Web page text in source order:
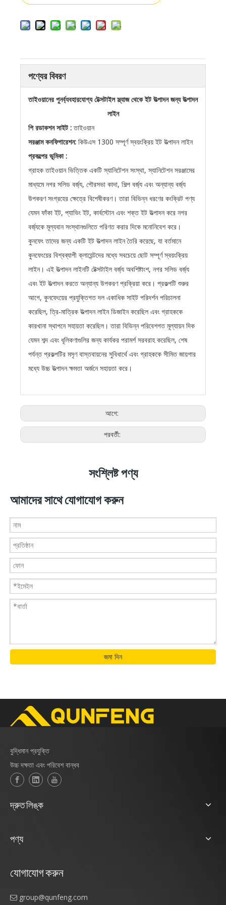
পণ্যের বিবরণ
তাইওয়ানের পুনর্ব্যবহারযোগ্য টেক্সটাইল স্ল্যাজ থেকে ইট উত্পাদন জন্য উত্পাদন
লাইন
পিরডাকশনসাইট:তাইওয়ান
সরঞ্জাম কনফিগারেশন: কিউএস 1300 সম্পূর্ণ স্বয়ংক্রিয় ইট উত্পাদন লাইন
প্রকল্পের ভূমিকা:
গ্রাহক তাইওয়ান ভিত্তিক একটি স্যানিটেশন সংস্থা, স্যানিটেশন সরঞ্জামের
মাধ্যমে নগর সলিড বর্জ্য, পৌরসভা কাদা, শিল্প বর্জ্য এবং অন্যান্য বর্জ্য
উপকরণ সংগ্রহের ক্ষেত্রে বিশেষীকরণ। তারা বিভিন্ন ধরণের কংক্রিট পণ্য
যেমন ফাঁকা ইট, প্যাভিং ইট, কার্বস্টোন এবং শক্ত ইট উত্পাদন করে নগর
বর্জ্যকে মূল্যবান সংস্থানগুলিতে পরিণত করার দিকে মনোনিবেশ করে।
কুনফেং তাদের জন্য একটি ইট উত্পাদন লাইন তৈরি করেছে, যা বর্তমানে
কুনফেংয়ের বিশ্বব্যাপী ক্লায়েন্টদের মধ্যে সবচেয়ে ছোট সম্পূর্ণ স্বয়ংক্রিয়
লাইন। এই উত্পাদন লাইনটি টেক্সটাইল বর্জ্য অবশিষ্টাংশ, নগর সলিড বর্জ্য
এবং ইট উত্পাদন করতে অন্যান্য উপকরণ প্রক্রিয়া করে। প্রকল্পটি শুরুর
আগে, কুনফেংয়ের প্রযুক্তিগত দল একাধিক সাইট পরিদর্শন পরিচালনা
করেছিল, ত্রি-মাত্রিক উত্পাদন লাইন ডিজাইন করেছিল এবং গ্রাহককে
কারখানা স্থাপনে সহায়তা করেছিল। তারা বিভিন্ন পরিবেশগত মূল্যায়ন দিক
যেমন শব্দ এবং ধূলিকণাগুলির জন্য কার্যকর পরামর্শ সরবরাহ করেছিল, শেষ
পর্যন্ত প্রকল্পটির মসৃণ বাস্তবায়নের সুবিধার্থে এবং গ্রাহককে সীমিত জায়গার
মধ্যে উচ্চ উত্পাদন ক্ষমতা অর্জনে সহায়তা করে।
আগে:
পরবর্তী:
সংশ্লিষ্ট পণ্য
আমাদের সাথে যোগাযোগ করুন
জমা দিন
বুদ্ধিমান প্রযুক্তি
উচ্চ দক্ষতা এবং পরিবেশ বান্ধব
দ্রুত লিঙ্ক
পণ্য
যোগাযোগ করুন
 group@qunfeng.com